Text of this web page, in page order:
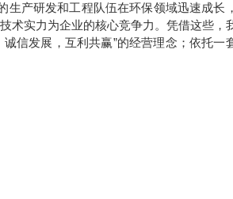
生产研发和工程队伍在环保领域迅速成长
术实力为企业的核心竞争力。凭借这些，
信发展，互利共赢”的经营理念；依托一